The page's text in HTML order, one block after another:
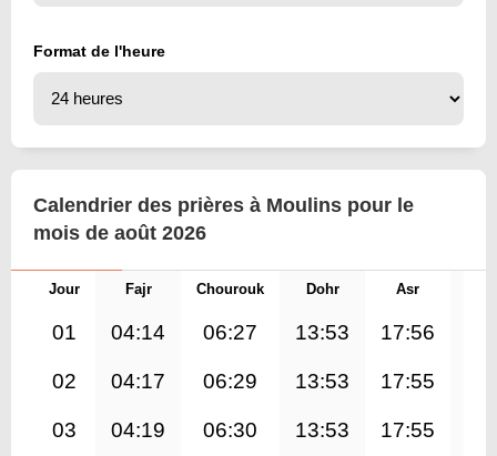
Format de l'heure
Calendrier des prières à Moulins pour le
mois de août 2026
Jour Fajr Chourouk Dohr Asr
01 04:14 06:27 13:53 17:56
02 04:17 06:29 13:53 17:55
03 04:19 06:30 13:53 17:55